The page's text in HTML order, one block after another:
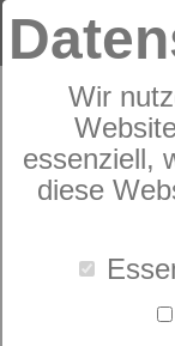
Wir
essenziell,
diese
Produkte
Produkte
verhindert
unseres